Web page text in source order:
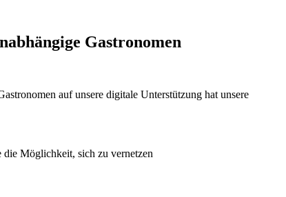
Gastronomen
auf unsere digitale Unterstützung hat unsere
Möglichkeit, sich zu vernetzen